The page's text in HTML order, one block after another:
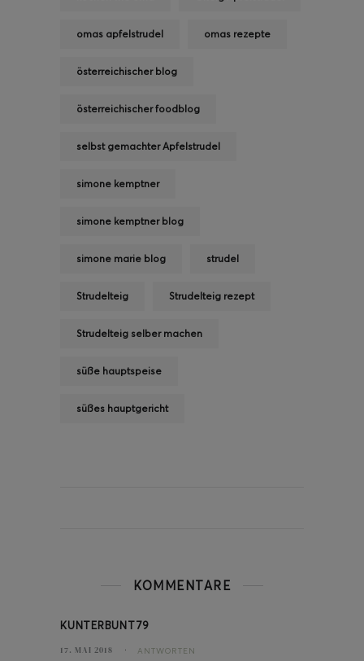
omas apfelstrudel omas rezepte
österreichischer blog
österreichischer foodblog
selbst gemachter Apfelstrudel
simone kemptner
simone kemptner blog
simone marie blog strudel
Strudelteig Strudelteig rezept
Strudelteig selber machen
süße hauptspeise
süßes hauptgericht
KOMMENTARE
KUNTERBUNT79
17. MAI 2018 ANTWORTEN